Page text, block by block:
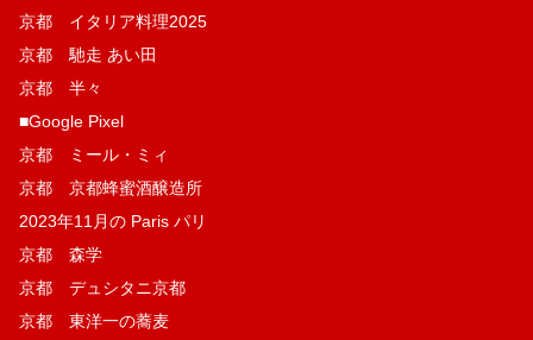
京都 イタリア料理2025
京都 馳走 あい田
京都 半々
■Google Pixel
京都 ミール・ミィ
京都 京都蜂蜜酒醸造所
2023年11月の Paris パリ
京都 森学
京都 デュシタニ京都
京都 東洋一の蕎麦